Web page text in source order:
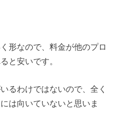
形なので、料金が他のプロ
と安いです。
るわけではないので、全く
は向いていないと思いま